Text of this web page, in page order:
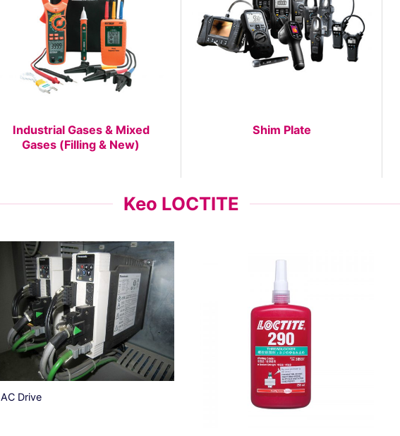
Industrial Gases & Mixed
Gases (Filling & New)
Shim Plate
Keo LOCTITE
AC Drive